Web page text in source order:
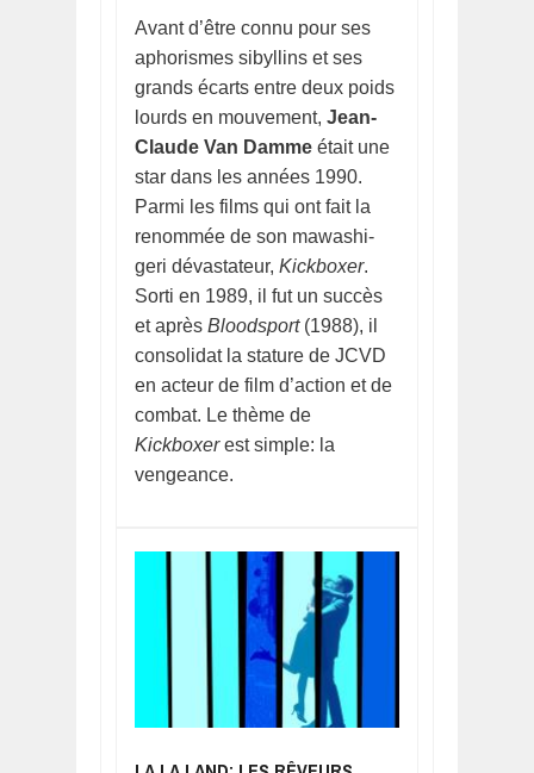
Avant d’être connu pour ses
aphorismes sibyllins et ses
grands écarts entre deux poids
lourds en mouvement, Jean-
Claude Van Damme était une
star dans les années 1990.
Parmi les films qui ont fait la
renommée de son mawashi-
geri dévastateur, Kickboxer.
Sorti en 1989, il fut un succès
et après Bloodsport (1988), il
consolidat la stature de JCVD
en acteur de film d’action et de
combat. Le thème de
Kickboxerest simple: la
vengeance.